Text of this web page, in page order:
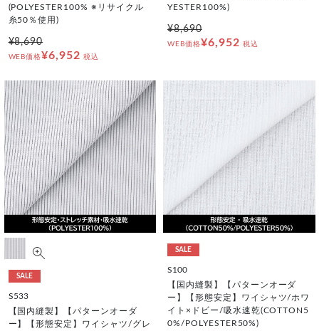
(POLYESTER100% ※リサイクル
糸50％使用)
¥8,690
WEB価格¥6,952 税込
YESTER100%)
¥8,690
WEB価格¥6,952 税込
SALE
S533
【国内縫製】【パターンオーダ
ー】【形態安定】ワイシャツ/グレ
SALE
S100
【国内縫製】【パターンオーダ
ー】【形態安定】ワイシャツ/ホワ
イト×ドビー/吸水速乾(COTTON5
0%/POLYESTER50%)